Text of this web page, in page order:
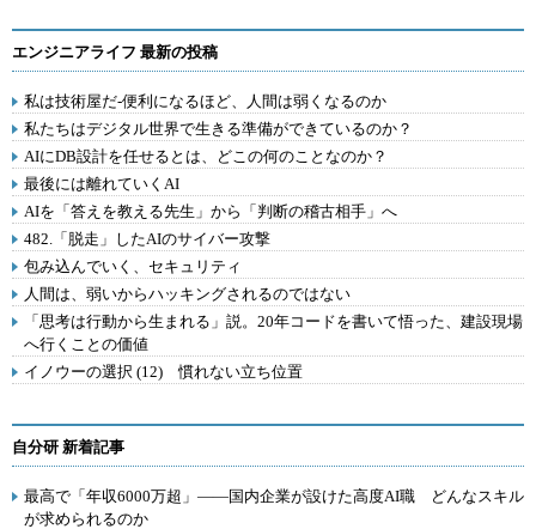
エンジニアライフ 最新の投稿
私は技術屋だ-便利になるほど、人間は弱くなるのか
私たちはデジタル世界で生きる準備ができているのか？
AIにDB設計を任せるとは、どこの何のことなのか？
最後には離れていくAI
AIを「答えを教える先生」から「判断の稽古相手」へ
482.「脱走」したAIのサイバー攻撃
包み込んでいく、セキュリティ
人間は、弱いからハッキングされるのではない
「思考は行動から生まれる」説。20年コードを書いて悟った、建設現場
へ行くことの価値
イノウーの選択 (12) 慣れない立ち位置
自分研 新着記事
最高で「年収6000万超」――国内企業が設けた高度AI職 どんなスキル
が求められるのか